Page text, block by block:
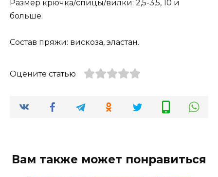
Размер крючка/спицы/вилки: 2,5-3,5, 10 и
больше.
Состав пряжи: вискоза, эластан.
Оцените статью
Вам также может понравиться